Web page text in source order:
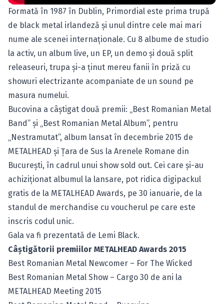
Formată în 1987 în Dublin, Primordial este prima trupă
de black metal irlandeză şi unul dintre cele mai mari
nume ale scenei internaţionale. Cu 8 albume de studio
la activ, un album live, un EP, un demo şi două split
releaseuri, trupa şi-a ţinut mereu fanii în priză cu
showuri electrizante acompaniate de un sound pe
masura numelui.
Bucovina a câştigat două premii: „Best Romanian Metal
Band” şi „Best Romanian Metal Album”, pentru
„Nestramutat”, album lansat în decembrie 2015 de
METALHEAD şi Ţara de Sus la Arenele Romane din
Bucureşti, în cadrul unui show sold out. Cei care şi-au
achiziţionat albumul la lansare, pot ridica digipackul
gratis de la METALHEAD Awards, pe 30 ianuarie, de la
standul de merchandise cu voucherul pe care este
inscris codul unic.
Gala va fi prezentată de Lemi Black.
Câştigătorii premiilor METALHEAD Awards 2015
Best Romanian Metal Newcomer – For The Wicked
Best Romanian Metal Show – Cargo 30 de ani la
METALHEAD Meeting 2015